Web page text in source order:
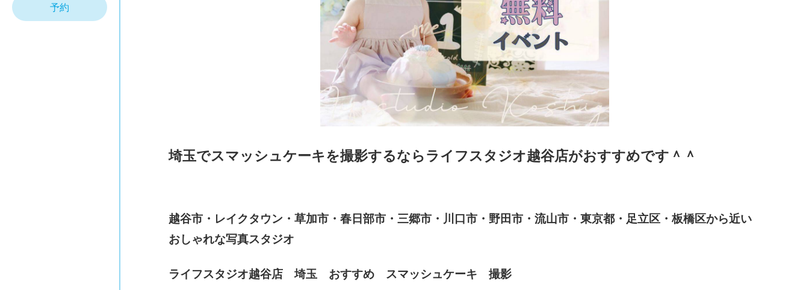
予約
埼玉でスマッシュケーキを撮影するならライフスタジオ越谷店がおすすめです＾＾
越谷市・レイクタウン・草加市・春日部市・三郷市・川口市・野田市・流山市・東京都・足立区・板橋区から近い
おしゃれな写真スタジオ
ライフスタジオ越谷店 埼玉 おすすめ スマッシュケーキ 撮影